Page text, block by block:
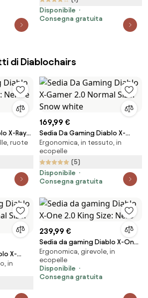
Disponibile
Consegna gratuita
di Diablochairs
X-Ray
ruote
169,99 €
Sedia Da Gaming Diablo X-
Gamer 2.0 Normal Size: Snow
white
Ergonomica, in tessuto, in
ecopelle
(5)
Disponibile
Consegna gratuita
X-
Dark
in
239,99 €
Sedia da gaming Diablo X-One
2.0 King Size: Nero
Ergonomica, girevole, in
ecopelle
Disponibile
Consegna gratuita